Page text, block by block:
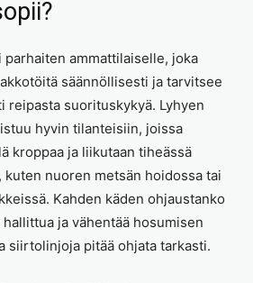
parhaiten ammattilaiselle, joka
säännöllisesti ja tarvitsee
reipasta suorituskykyä. Lyhyen
hyvin tilanteisiin, joissa
kroppaa ja liikutaan tiheässä
nuoren metsän hoidossa tai
Kahden käden ohjaustanko
ja vähentää hosumisen
siirtolinjoja pitää ohjata tarkasti.